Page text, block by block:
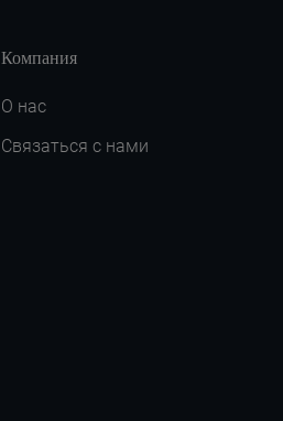
Компания
О нас
Связаться с нами